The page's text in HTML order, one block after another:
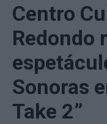
Centro
Redondo
Sonoras
Take 2”